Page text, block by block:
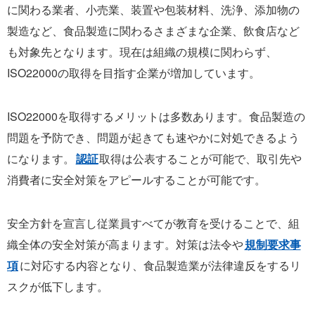
に関わる業者、小売業、装置や包装材料、洗浄、添加物の
製造など、食品製造に関わるさまざまな企業、飲食店など
も対象先となります。現在は組織の規模に関わらず、
ISO22000の取得を目指す企業が増加しています。
ISO22000を取得するメリットは多数あります。食品製造の
問題を予防でき、問題が起きても速やかに対処できるよう
になります。 認証取得は公表することが可能で、取引先や
消費者に安全対策をアピールすることが可能です。
安全方針を宣言し従業員すべてが教育を受けることで、組
織全体の安全対策が高まります。対策は法令や規制要求事
項に対応する内容となり、食品製造業が法律違反をするリ
スクが低下します。